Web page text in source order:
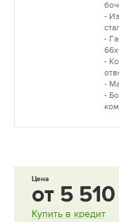
-
-
-
-
-
Цена
от 5
Купить в кредит